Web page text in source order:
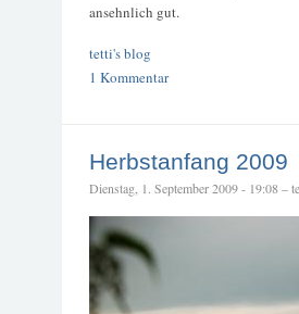
ansehnlich gut.
tetti's blog
1 Kommentar
Herbstanfang 2009
Dienstag, 1. September 2009 - 19:08 –